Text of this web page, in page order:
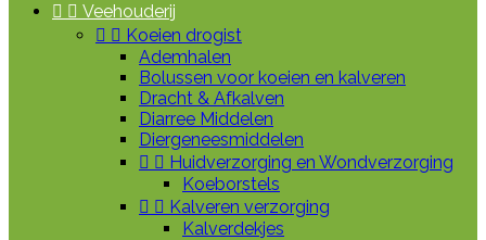
  Veehouderij
  Koeien drogist
Ademhalen
Bolussen voor koeien en kalveren
Dracht & Afkalven
Diarree Middelen
Diergeneesmiddelen
  Huidverzorging en Wondverzorging
Koeborstels
  Kalveren verzorging
Kalverdekjes